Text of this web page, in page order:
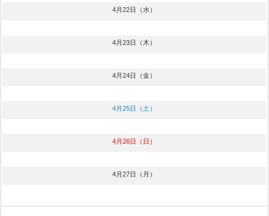
4月22日（水）
4月23日（木）
4月24日（金）
4月25日（土）
4月26日（日）
4月27日（月）